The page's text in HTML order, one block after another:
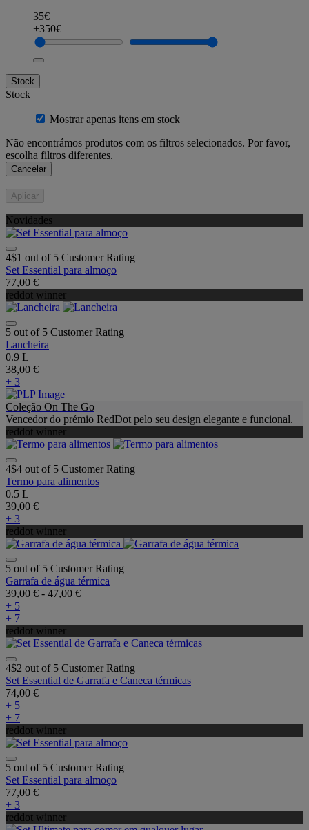
35€
+350€
Stock
Stock
Mostrar apenas itens em stock
Não encontrámos produtos com os filtros selecionados. Por favor,
escolha filtros diferentes.
Cancelar
Aplicar
Novidades
4$1 out of 5 Customer Rating
Set Essential para almoço
77,00 €
reddot winner
5 out of 5 Customer Rating
Lancheira
0.9 L
38,00 €
+ 3
Coleção On The Go
Vencedor do prémio RedDot pelo seu design elegante e funcional.
reddot winner
4$4 out of 5 Customer Rating
Termo para alimentos
0.5 L
39,00 €
+ 3
reddot winner
5 out of 5 Customer Rating
Garrafa de água térmica
39,00 € - 47,00 €
+ 5
+ 7
reddot winner
4$2 out of 5 Customer Rating
Set Essential de Garrafa e Caneca térmicas
74,00 €
+ 5
+ 7
reddot winner
5 out of 5 Customer Rating
Set Essential para almoço
77,00 €
+ 3
reddot winner